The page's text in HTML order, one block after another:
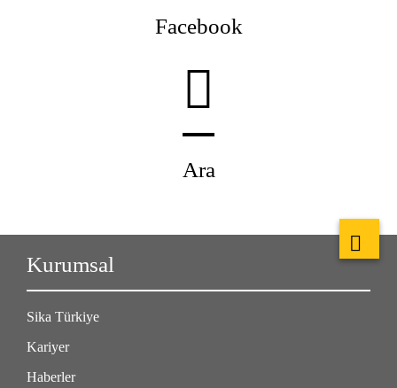
Facebook
Ara
Kurumsal
Sika Türkiye
Kariyer
Haberler